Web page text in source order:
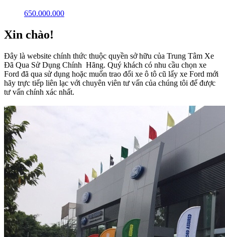
650.000.000
Xin chào!
Đây là website chính thức thuộc quyền sở hữu của Trung Tâm Xe
Đã Qua Sử Dụng Chính Hãng. Quý khách có nhu cầu chọn xe
Ford đã qua sử dụng hoặc muốn trao đổi xe ô tô cũ lấy xe Ford mới
hãy trực tiếp liên lạc với chuyên viên tư vấn của chúng tôi để được
tư vấn chính xác nhất.